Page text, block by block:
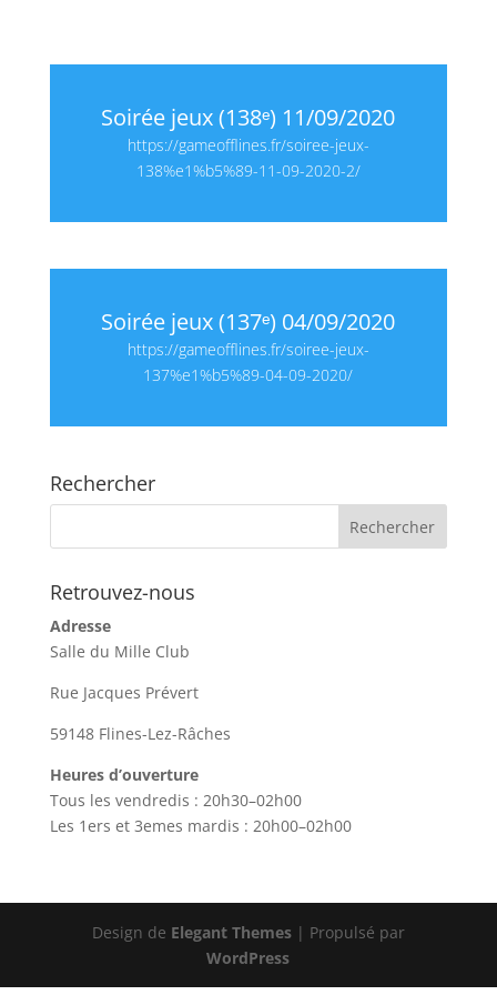
Soirée jeux (138ᵉ) 11/09/2020
https://gameofflines.fr/soiree-jeux-
138%e1%b5%89-11-09-2020-2/
Soirée jeux (137ᵉ) 04/09/2020
https://gameofflines.fr/soiree-jeux-
137%e1%b5%89-04-09-2020/
Rechercher
Retrouvez-nous
Adresse
Salle du Mille Club
Rue Jacques Prévert
59148 Flines-Lez-Râches
Heures d’ouverture
Tous les vendredis : 20h30–02h00
Les 1ers et 3emes mardis : 20h00–02h00
Design de Elegant Themes| Propulsé par
WordPress